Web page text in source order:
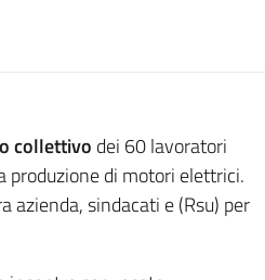
collettivo dei 60 lavoratori
produzione di motori elettrici.
azienda, sindacati e (Rsu) per